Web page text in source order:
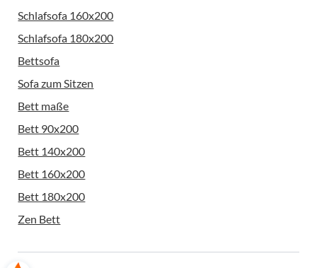
Schlafsofa 160x200
Schlafsofa 180x200
Bettsofa
Sofa zum Sitzen
Bett maße
Bett 90x200
Bett 140x200
Bett 160x200
Bett 180x200
Zen Bett